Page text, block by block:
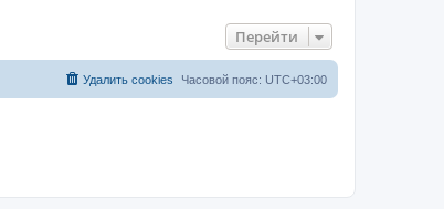
Перейти
Часовой пояс: UTC+03:00
Удалить cookies